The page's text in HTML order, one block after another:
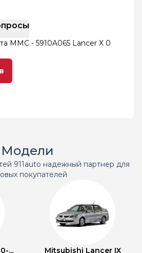
MMC - 5910A065 Lancer X 0
Модели
911auto надежный партнер для
покупателей
... Mitsubishi Lancer IX